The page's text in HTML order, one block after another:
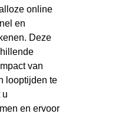
online
en
Deze
van
looptijden te
u
en ervoor